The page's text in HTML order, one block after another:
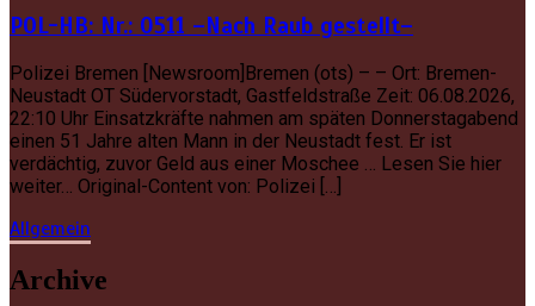
POL-HB: Nr.: 0511 –Nach Raub gestellt–
Polizei Bremen [Newsroom]Bremen (ots) – – Ort: Bremen-
Neustadt OT Südervorstadt, Gastfeldstraße Zeit: 06.08.2026,
22:10 Uhr Einsatzkräfte nahmen am späten Donnerstagabend
einen 51 Jahre alten Mann in der Neustadt fest. Er ist
verdächtig, zuvor Geld aus einer Moschee … Lesen Sie hier
weiter… Original-Content von: Polizei […]
Allgemein
Archive